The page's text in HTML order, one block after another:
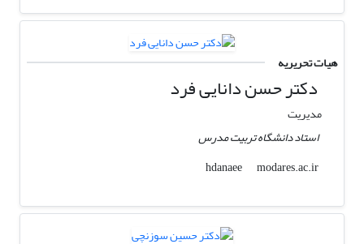
هیات تحریریه
دکتر حسن دانایی فرد
مدیریت
استاد دانشگاه تربیت مدرس
hdanaee
modares.ac.ir